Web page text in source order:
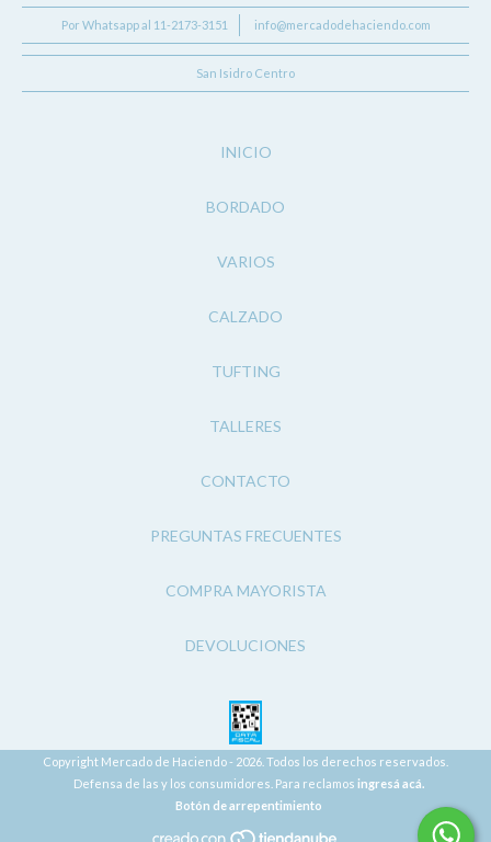
Por Whatsapp al 11-2173-3151 info@mercadodehaciendo.com
San Isidro Centro
INICIO
BORDADO
VARIOS
CALZADO
TUFTING
TALLERES
CONTACTO
PREGUNTAS FRECUENTES
COMPRA MAYORISTA
DEVOLUCIONES
Copyright Mercado de Haciendo - 2026. Todos los derechos reservados.
Defensa de las y los consumidores. Para reclamos ingresá acá.
Botón de arrepentimiento